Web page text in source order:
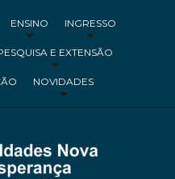
ENSINO INGRESSO
E EXTENSÃO
NOVIDADES